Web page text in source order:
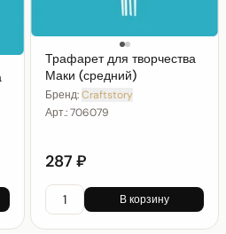
Трафарет для творчества
Маки (средний)
Бренд:Craftstory
Арт.:706079
287 ₽
В корзину